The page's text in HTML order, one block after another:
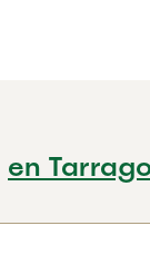
en